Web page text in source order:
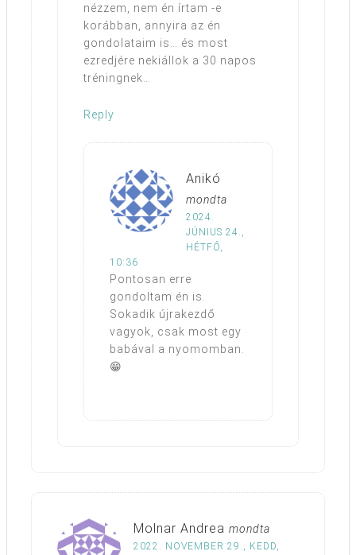
nézzem, nem én írtam -e
korábban, annyira az én
gondolataim is… és most
ezredjére nekiállok a 30 napos
tréningnek…
Reply
Anikó
mondta
2024.
JÚNIUS 24.,
HÉTFŐ,
10:36
Pontosan erre
gondoltam én is.
Sokadik újrakezdő
vagyok, csak most egy
babával a nyomomban.
😁
Molnar Andrea mondta
2022. NOVEMBER 29., KEDD,